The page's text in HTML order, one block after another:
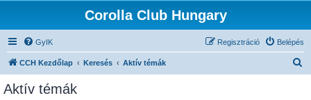
Corolla Club Hungary
GyIK Belépés
Regisztráció
CCH Kezdőlap Keresés Aktív témák
Aktív témák